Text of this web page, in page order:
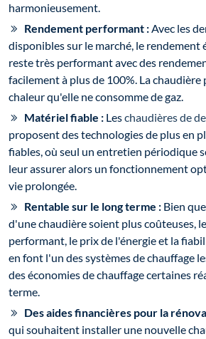
harmonieusement.
Rendement performant :Avec les
disponibles sur le marché, le rendement
reste très performant avec des
facilement à plus de 100%. La
chaleur qu'elle ne consomme de gaz.
Matériel fiable : Leschaudières de
proposent des technologies de plus en
fiables, où seul un entretien périodique
leur assurer alors un fonctionnement
vie prolongée.
Rentable sur le long terme : Bien
d'une chaudière soient plus coûteuses,
performant, le prix de l'énergie et la
en font l'un des systèmes de chauffage
des économies de chauffage certaines
terme.
Des aides financières pour la
qui souhaitent installer une nouvelle